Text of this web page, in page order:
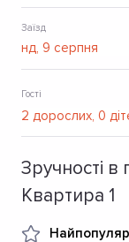
Заїзд
Гості
Зручності в
Квартира 1